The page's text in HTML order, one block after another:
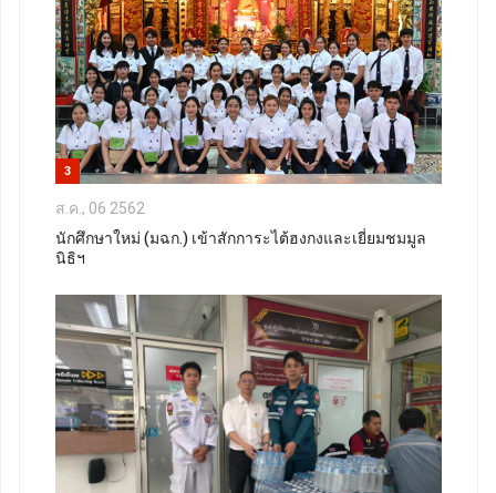
3
ส.ค., 06 2562
นักศึกษาใหม่ (มฉก.) เข้าสักการะไต้ฮงกงและเยี่ยมชมมูล
นิธิฯ